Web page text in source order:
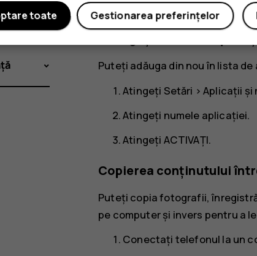
funcționeze. Pentru detalii,
Puteți adăuga din nou în lista
Atingeți Setări >Aplicații și
Atingeți numele aplicației.
Atingeți ACTIVAȚI.
Copierea conținutului
Puteți copia fotografii,
pe computer și invers pentru a
Conectați telefonul la un
Gestionarea preferințelor
toate